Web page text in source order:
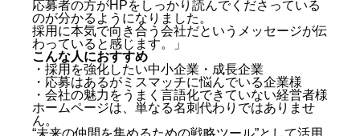
応募者の方がHPをしっかり読んでくださっている
のが分かるようになりました。
採用に本気で向き合う会社だというメッセージが伝
わっていると感じます。」
こんな人におすすめ
・採用を強化したい中小企業・成長企業
・応募はあるがミスマッチに悩んでいる企業様
・会社の魅力をうまく言語化できていない経営者様
ホームページは、単なる名刺代わりではありませ
ん。
“未来の仲間を集めるための戦略ツール”として活用